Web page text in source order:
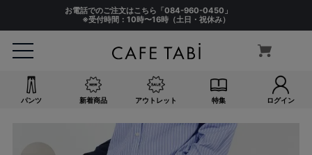
お電話でのご注文はこちら「084-960-0450 」
※受付時間：10時〜16時（土日・祝休み）
パンツ 新着商品 アウトレット 特集 ログイン